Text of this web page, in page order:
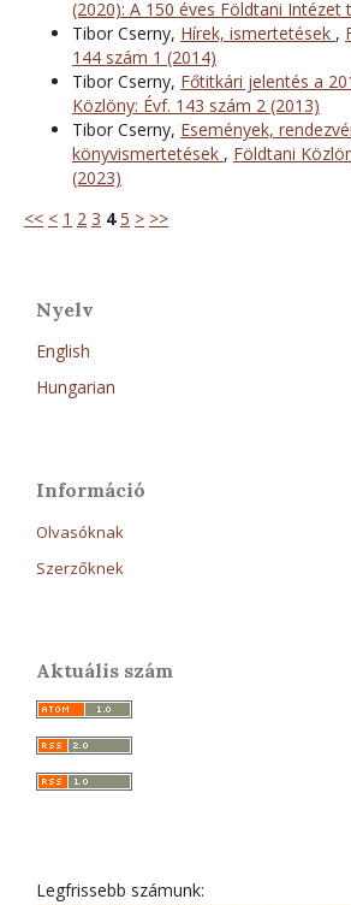
(2020): A 150 éves Földtani Intézet
Tibor Cserny, Hírek, ismertetések ,
144 szám 1 (2014)
Tibor Cserny, Főtitkári jelentés a
Közlöny: Évf. 143 szám 2 (2013)
Tibor Cserny, Események,
könyvismertetések , Földtani
(2023)
<< < 1 2 3 4 5 > >>
Nyelv
English
Hungarian
Információ
Olvasóknak
Szerzőknek
Aktuális szám
Legfrissebb számunk: